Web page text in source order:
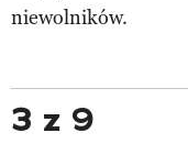
niewolników.
3 z 9